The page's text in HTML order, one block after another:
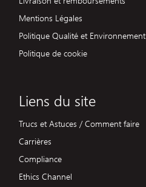
Mentions Légales
Politique Qualité et Environnement
Politique de cookie
Liens du site
Trucs et Astuces / Comment faire
Carrières
Compliance
Ethics Channel